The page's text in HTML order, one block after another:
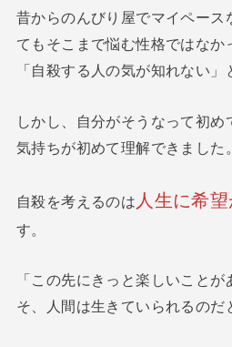
昔からのんびり屋でマイペース
てもそこまで悩む性格ではなか
「自殺する人の気が知れない」
しかし、自分がそうなって初
気持ちが初めて理解できました。
自殺を考えるのは 人生に希
す。
「この先にきっと楽しいこと
そ、人間は生きていられるのだ